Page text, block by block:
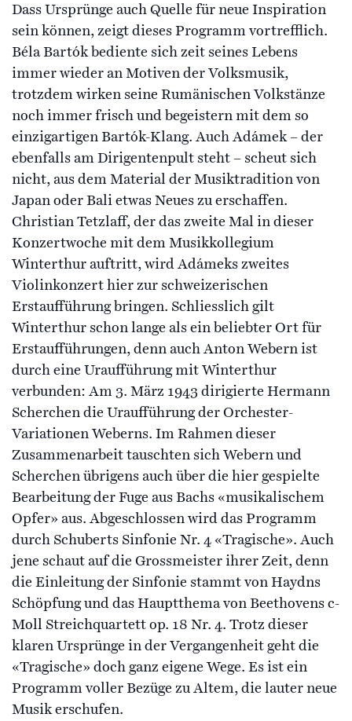
Dass Ursprünge auch Quelle für neue Inspiration
sein können, zeigt dieses Programm vortrefflich.
Béla Bartók bediente sich zeit seines Lebens
immer wieder an Motiven der Volksmusik,
trotzdem wirken seine Rumänischen Volkstänze
noch immer frisch und begeistern mit dem so
einzigartigen Bartók-Klang. Auch Adámek – der
ebenfalls am Dirigentenpult steht – scheut sich
nicht, aus dem Material der Musiktradition von
Japan oder Bali etwas Neues zu erschaffen.
Christian Tetzlaff, der das zweite Mal in dieser
Konzertwoche mit dem Musikkollegium
Winterthur auftritt, wird Adámeks zweites
Violinkonzert hier zur schweizerischen
Erstaufführung bringen. Schliesslich gilt
Winterthur schon lange als ein beliebter Ort für
Erstaufführungen, denn auch Anton Webern ist
durch eine Uraufführung mit Winterthur
verbunden: Am 3. März 1943 dirigierte Hermann
Scherchen die Uraufführung der Orchester-
Variationen Weberns. Im Rahmen dieser
Zusammenarbeit tauschten sich Webern und
Scherchen übrigens auch über die hier gespielte
Bearbeitung der Fuge aus Bachs «musikalischem
Opfer» aus. Abgeschlossen wird das Programm
durch Schuberts Sinfonie Nr. 4 «Tragische». Auch
jene schaut auf die Grossmeister ihrer Zeit, denn
die Einleitung der Sinfonie stammt von Haydns
Schöpfung und das Hauptthema von Beethovens c-
Moll Streichquartett op. 18 Nr. 4. Trotz dieser
klaren Ursprünge in der Vergangenheit geht die
«Tragische» doch ganz eigene Wege. Es ist ein
Programm voller Bezüge zu Altem, die lauter neue
Musik erschufen.